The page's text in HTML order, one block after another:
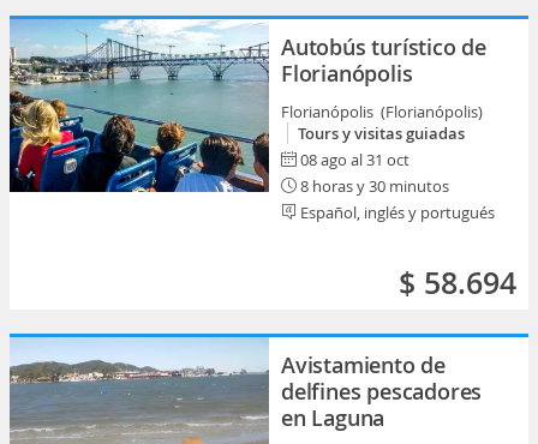
Autobús turístico de
Florianópolis
Florianópolis (Florianópolis)
Tours y visitas guiadas
08 ago al 31 oct
8 horas y 30 minutos
Español, inglés y portugués
$ 58.694
Avistamiento de
delfines pescadores
en Laguna